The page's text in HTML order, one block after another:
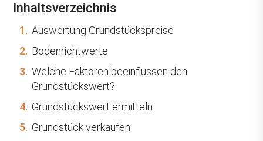
Inhaltsverzeichnis
1. Auswertung Grundstückspreise
2. Bodenrichtwerte
3. Welche Faktoren beeinflussen den
Grundstückswert?
4. Grundstückswert ermitteln
5. Grundstück verkaufen